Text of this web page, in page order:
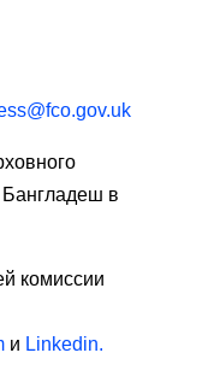
Бангладеш в
комиссии
и Linkedin.